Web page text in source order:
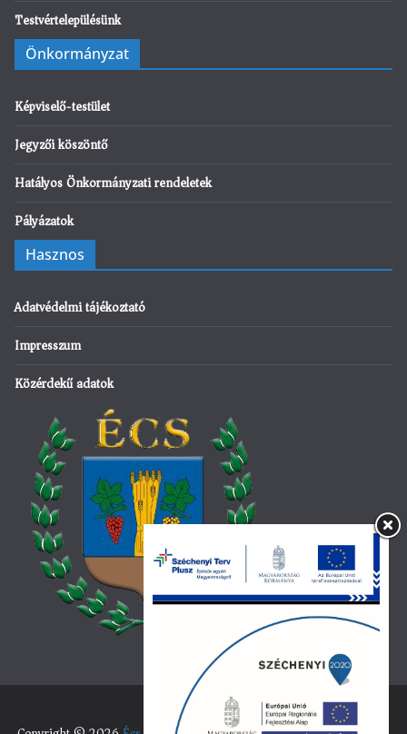
Testvértelepülésünk
Önkormányzat
Képviselő-testület
Jegyzői köszöntő
Hatályos Önkormányzati rendeletek
Pályázatok
Hasznos
Adatvédelmi tájékoztató
Impresszum
Közérdekű adatok